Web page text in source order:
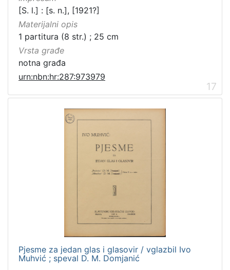
[S. l.] : [s. n.], [1921?]
Materijalni opis
1 partitura (8 str.) ; 25 cm
Vrsta građe
notna građa
urn:nbn:hr:287:973979
17
Pjesme za jedan glas i glasovir / vglazbil Ivo
Muhvić ; speval D. M. Domjanić